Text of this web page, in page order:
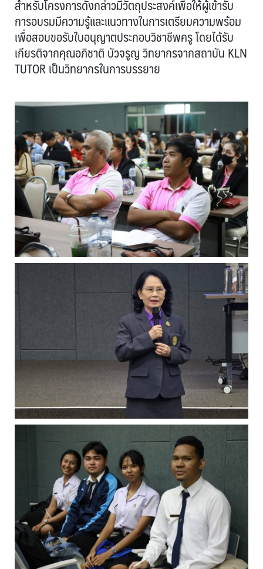
สำหรับโครงการดังกล่าวมีวัตถุประสงค์เพื่อให้ผู้เข้ารับ
การอบรมมีความรู้และแนวทางในการเตรียมความพร้อม
เพื่อสอบขอรับใบอนุญาตประกอบวิชาชีพครู โดยได้รับ
เกียรติจากคุณอภิชาติ บัวจรูญ วิทยากรจากสถาบัน KLN
TUTOR เป็นวิทยากรในการบรรยาย